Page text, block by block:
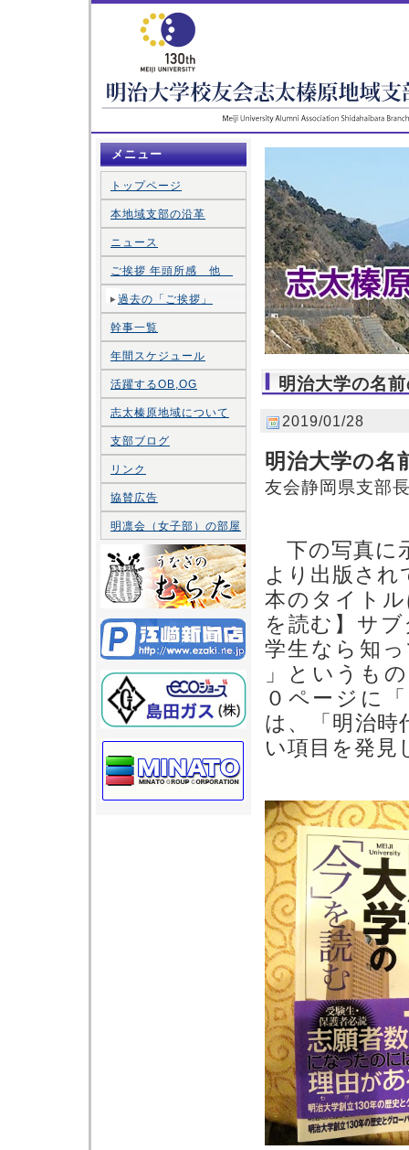
メニュー
トップページ
本地域支部の沿革
ニュース
ご挨拶 年頭所感 他
過去の「ご挨拶」
幹事一覧
年間スケジュール
活躍するOB,OG
志太榛原地域について
支部ブログ
リンク
協賛広告
明凛会（女子部）の部屋
明治大学の名
2019/01/28
明治大学の名
友会静岡県支部
下の写真に
より出版され
本のタイト
を読む】サ
学生なら知
」というも
０ページに
は、
「明治
い項目を発見